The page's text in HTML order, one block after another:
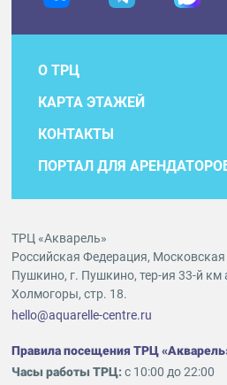
О ТРЦ
КАРТА ЭТАЖЕЙ
КОНТАКТЫ
ПОРТАЛ ДЛЯ
ТРЦ «Акварель»
Российская Федерация, Московская
Пушкино, г. Пушкино, тер-ия 33-й км
Холмогоры, стр. 18.
hello@aquarelle-centre.ru
Правила посещения ТРЦ
Часы работы ТРЦ:с 10:00 до 22:00